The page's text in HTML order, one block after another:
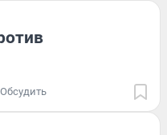
Обсудить